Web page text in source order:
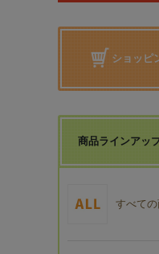
ショッピ
商品ラインアッ
すべて